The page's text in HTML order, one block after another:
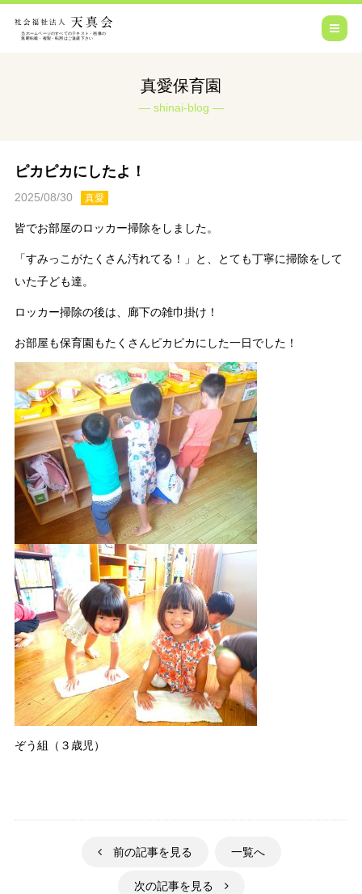
真愛保育園
shinai-blog
ピカピカにしたよ！
2025/08/30 真愛
皆でお部屋のロッカー掃除をしました。
「すみっこがたくさん汚れてる！」と、とても丁寧に掃除をして
いた子ども達。
ロッカー掃除の後は、廊下の雑巾掛け！
お部屋も保育園もたくさんピカピカにした一日でした！
ぞう組（３歳児）
前の記事を見る 一覧へ
次の記事を見る